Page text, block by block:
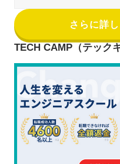
さらに詳
TECH CAMP（テック